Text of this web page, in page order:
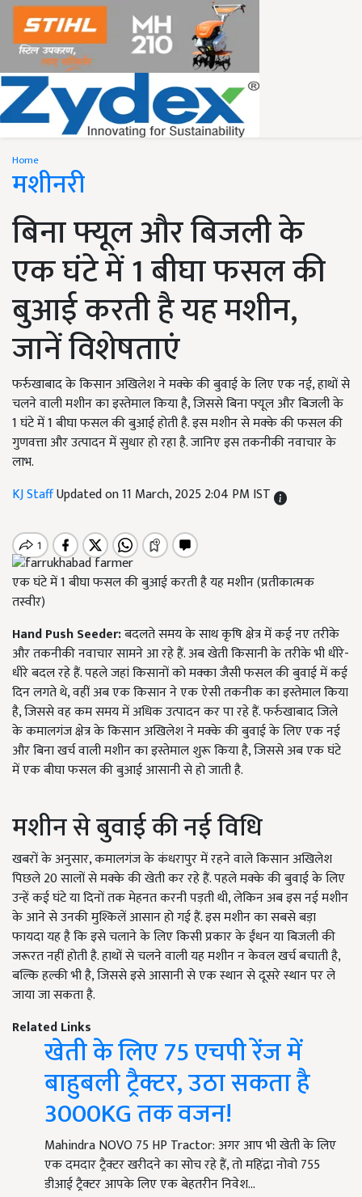
Home
मशीनरी
बिना फ्यूल और बिजली के
एक घंटे में 1 बीघा फसल की
बुआई करती है यह मशीन,
जानें विशेषताएं
फर्रुखाबाद के किसान अखिलेश ने मक्के की बुवाई के लिए एक नई, हाथों से
चलने वाली मशीन का इस्तेमाल किया है, जिससे बिना फ्यूल और बिजली के
1 घंटे में 1 बीघा फसल की बुआई होती है. इस मशीन से मक्के की फसल की
गुणवत्ता और उत्पादन में सुधार हो रहा है. जानिए इस तकनीकी नवाचार के
लाभ.
KJ StaffUpdated on 11 March, 2025 2:04 PM IST
एक घंटे में 1 बीघा फसल की बुआई करती है यह मशीन (प्रतीकात्मक
तस्वीर)
Hand Push Seeder:बदलते समय के साथ कृषि क्षेत्र में कई नए तरीके
और तकनीकी नवाचार सामने आ रहे हैं. अब खेती किसानी के तरीके भी धीरे-
धीरे बदल रहे हैं. पहले जहां किसानों को मक्का जैसी फसल की बुवाई में कई
दिन लगते थे, वहीं अब एक किसान ने एक ऐसी तकनीक का इस्तेमाल किया
है, जिससे वह कम समय में अधिक उत्पादन कर पा रहे हैं. फर्रुखाबाद जिले
के कमालगंज क्षेत्र के किसान अखिलेश ने मक्के की बुवाई के लिए एक नई
और बिना खर्च वाली मशीन का इस्तेमाल शुरू किया है, जिससे अब एक घंटे
में एक बीघा फसल की बुआई आसानी से हो जाती है.
मशीन से बुवाई की नई विधि
खबरों के अनुसार, कमालगंज के कंधरापुर में रहने वाले किसान अखिलेश
पिछले 20 सालों से मक्के की खेती कर रहे हैं. पहले मक्के की बुवाई के लिए
उन्हें कई घंटे या दिनों तक मेहनत करनी पड़ती थी, लेकिन अब इस नई मशीन
के आने से उनकी मुश्किलें आसान हो गई हैं. इस मशीन का सबसे बड़ा
फायदा यह है कि इसे चलाने के लिए किसी प्रकार के ईंधन या बिजली की
जरूरत नहीं होती है. हाथों से चलने वाली यह मशीन न केवल खर्च बचाती है,
बल्कि हल्की भी है, जिससे इसे आसानी से एक स्थान से दूसरे स्थान पर ले
जाया जा सकता है.
Related Links
खेती के लिए 75 एचपी रेंज में
बाहुबली ट्रैक्टर, उठा सकता है
3000KG तक वजन!
Mahindra NOVO 75 HP Tractor: अगर आप भी खेती के लिए
एक दमदार ट्रैक्टर खरीदने का सोच रहे हैं, तो महिंद्रा नोवो 755
डीआई ट्रैक्टर आपके लिए एक बेहतरीन निवेश…